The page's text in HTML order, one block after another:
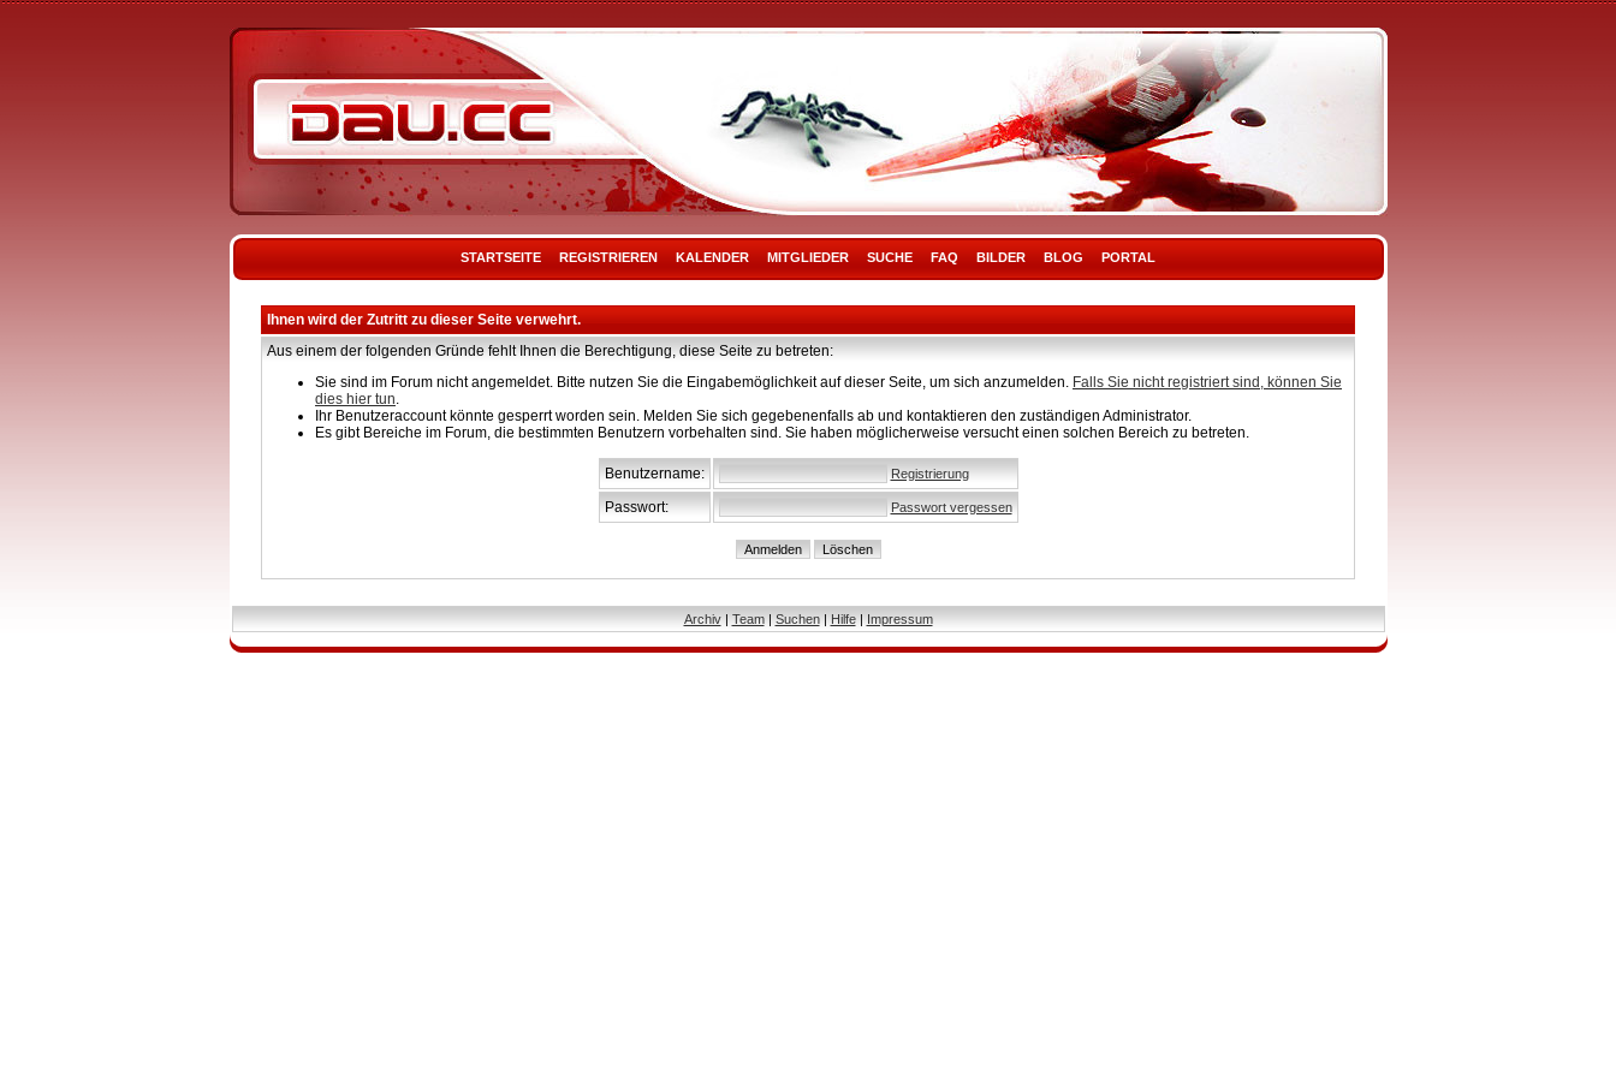
STARTSEITE REGISTRIEREN KALENDER MITGLIEDER SUCHE FAQ BILDER BLOG PORTAL
Ihnen wird der Zutritt zu dieser Seite verwehrt.
Aus einem der folgenden Gründe fehlt Ihnen die Berechtigung, diese Seite zu betreten:
Sie sind im Forum nicht angemeldet. Bitte nutzen Sie die Eingabemöglichkeit auf dieser Seite, um sich anzumelden. Falls Sie nicht registriert sind, können Sie
dies hier tun.
Ihr Benutzeraccount könnte gesperrt worden sein. Melden Sie sich gegebenenfalls ab und kontaktieren den zuständigen Administrator.
Es gibt Bereiche im Forum, die bestimmten Benutzern vorbehalten sind. Sie haben möglicherweise versucht einen solchen Bereich zu betreten.
Benutzername: Registrierung
Passwort: Passwort vergessen
Archiv| Team| Suchen| Hilfe| Impressum